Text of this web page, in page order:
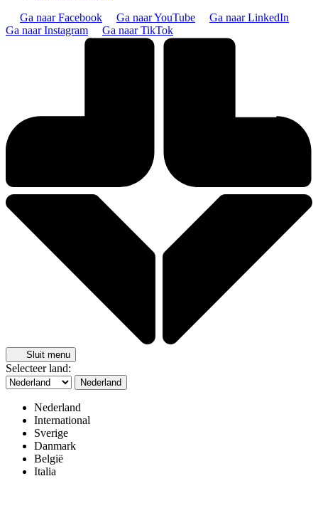
Ga naar Facebook
Ga naar YouTube
Ga naar LinkedIn
Ga naar Instagram
Ga naar TikTok
Sluit menu
Selecteer land:
Nederland
Nederland
International
Sverige
Danmark
België
Italia